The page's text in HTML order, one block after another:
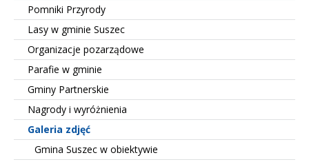
Pomniki Przyrody
Lasy w gminie Suszec
Organizacje pozarządowe
Parafie w gminie
Gminy Partnerskie
Nagrody i wyróżnienia
Galeria zdjęć
Gmina Suszec w obiektywie